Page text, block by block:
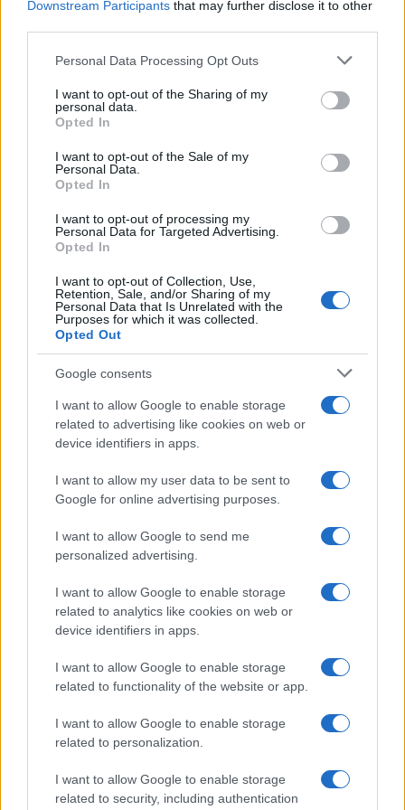
Downstream Participants that may further disclose it to other
Please note that this website/app uses one or more Google
not limited to your visit or usage behaviour. You may click to
grant or deny consent to Google and its third-party tags to
use your data for below specified purposes in below Google
consent section.
Personal Data Processing Opt Outs
I want to opt-out of the Sharing of my
personal data.
Opted In
I want to opt-out of the Sale of my
Personal Data.
Opted In
I want to opt-out of processing my
Personal Data for Targeted Advertising.
Opted In
I want to opt-out of Collection, Use,
Retention, Sale, and/or Sharing of my
Personal Data that Is Unrelated with the
Purposes for which it was collected.
Opted Out
Google consents
I want to allow Google to enable storage
related to advertising like cookies on web or
device identifiers in apps.
I want to allow my user data to be sent to
Google for online advertising purposes.
I want to allow Google to send me
personalized advertising.
I want to allow Google to enable storage
related to analytics like cookies on web or
device identifiers in apps.
I want to allow Google to enable storage
related to functionality of the website or app.
I want to allow Google to enable storage
related to personalization.
I want to allow Google to enable storage
related to security, including authentication
En conclusión, la ignorancia no es solo una falta
de conocimiento, sino una oportunidad para
alimenta el descubrimiento y nos invita a
explorar lo que aún no conocemos. En un mundo
en constante evolución, es fundamental abrazar
lo desconocido y considerarlo un aliado en
innovación.
Staff